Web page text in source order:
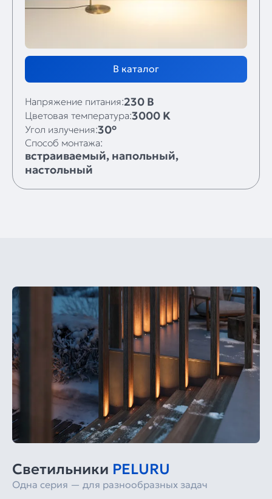
В каталог
Напряжение питания:230 В
Цветовая температура:3000 K
Угол излучения:30°
Способ монтажа:
встраиваемый, напольный,
настольный
Светильники PELURU
Одна серия — для разнообразных задач